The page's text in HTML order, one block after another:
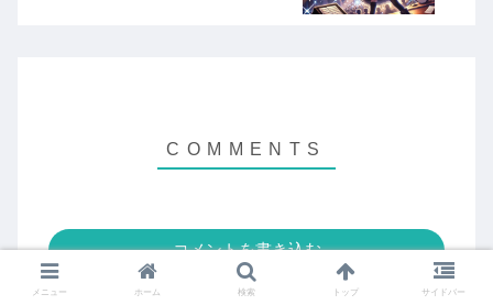
コメントを書き込む
メニュー ホーム 検索 トップ サイドバー